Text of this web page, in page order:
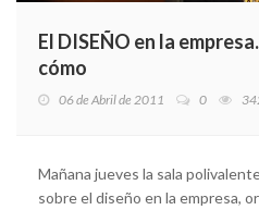
El DISEÑO en la
cómo
06 de Abril de 2011 0
Mañana jueves la sala
sobre el diseño en la empresa,